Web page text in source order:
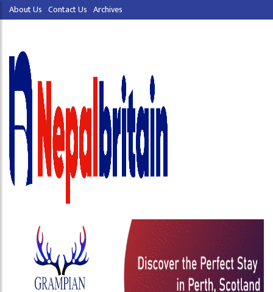
About Us Contact Us Archives